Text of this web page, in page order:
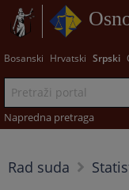
Bosanski Hrvatski Srpski
Napredna pretraga
Rad suda